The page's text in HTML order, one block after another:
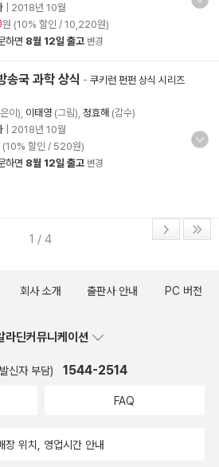
2018년 10월
원 (10% 할인 / 10,220원)
하면 8월 12일 출고 변경
송국 과학 상식 - 쿠키런 펀펀 상식 시리즈
이), 이태영 (그림), 정효해 (감수)
2018년 10월
(10% 할인 / 520원)
하면 8월 12일 출고 변경
1 / 4
회사 소개 출판사 안내 PC 버전
라딘커뮤니케이션
신자 부담) 1544-2514
FAQ
장 위치, 영업시간 안내